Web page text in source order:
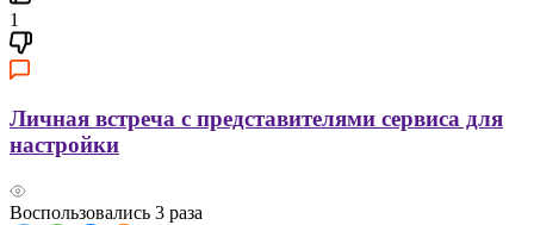
1
Личная встреча с представителями сервиса для
настройки
Воспользовались 3 раза